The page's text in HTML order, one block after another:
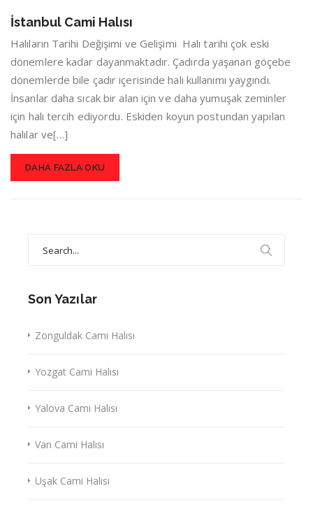
İstanbul Cami Halısı
Halıların Tarihi Değişimi ve Gelişimi Halı tarihi çok eski
dönemlere kadar dayanmaktadır. Çadırda yaşanan göçebe
dönemlerde bile çadır içerisinde halı kullanımı yaygındı.
İnsanlar daha sıcak bir alan için ve daha yumuşak zeminler
için halı tercih ediyordu. Eskiden koyun postundan yapılan
halılar ve[…]
DAHA FAZLA OKU
Son Yazılar
Zonguldak Cami Halısı
Yozgat Cami Halısı
Yalova Cami Halısı
Van Cami Halısı
Uşak Cami Halısı